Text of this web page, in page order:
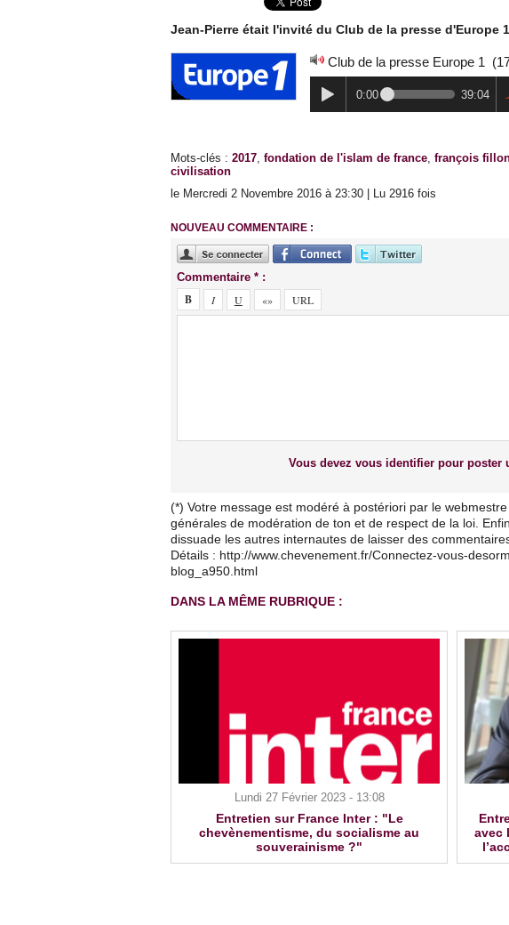
Jean-Pierre était l'invité du Club de la presse d'Europe
Club de la presse Europe 1
0:00 39:04
Mots-clés : 2017, fondation de l'islam de france, françois
civilisation
le Mercredi 2 Novembre 2016 à 23:30 | Lu 2916 fois
NOUVEAU COMMENTAIRE :
Commentaire * :
Vous devez vous identifier pour poster
(*) Votre message est modéré à postériori par le
générales de modération de ton et de respect de la loi.
dissuade les autres internautes de laisser des
Détails : http://www.chevenement.fr/Connectez-vous-
blog_a950.html
DANS LA MÊME RUBRIQUE :
Lundi 27 Février 2023 - 13:08
Entretien sur France Inter : "Le
chevènementisme, du socialisme au
souverainisme ?"
avec